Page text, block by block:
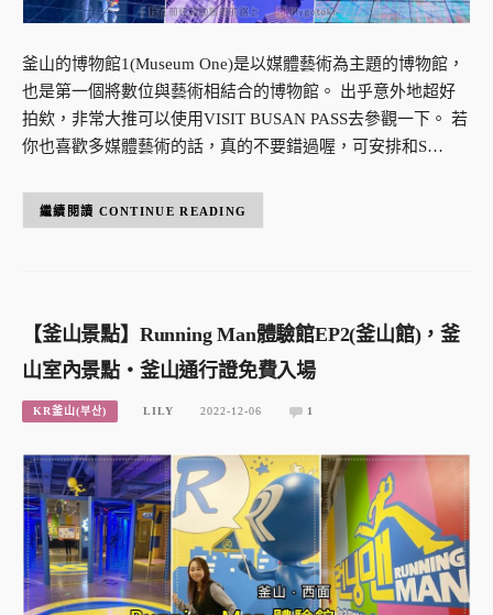
釜山的博物館1(Museum One)是以媒體藝術為主題的博物館，
也是第一個將數位與藝術相結合的博物館。 出乎意外地超好
拍欸，非常大推可以使用VISIT BUSAN PASS去參觀一下。 若
你也喜歡多媒體藝術的話，真的不要錯過喔，可安排和S…
CONTINUE READING
【釜山景點】Running Man體驗館EP2(釜山館)，釜
山室內景點・釜山通行證免費入場
KR釜山(부산) LILY 2022-12-06 1